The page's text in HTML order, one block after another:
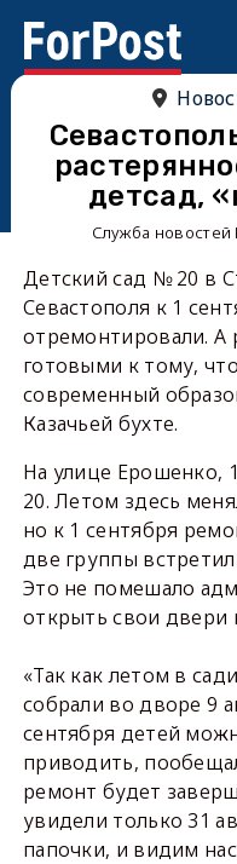
детсад,
Служба новостей
Детский сад № 20 в
Севастополя к 1
отремонтировали. А
готовыми к тому,
современный
Казачьей бухте.
На улице Ерошенко,
20. Летом здесь
но к 1 сентября
две группы
Это не помешало
открыть свои двери
«Так как летом в
собрали во дворе 9
сентября детей
приводить,
ремонт будет
увидели только 31
папочки, и видим